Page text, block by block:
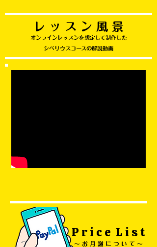
​レ ッ ス ン 風 景
オンラインレッスンを想定して制作した
シベリウスコースの解説動画
P r i c e L i s t
〜 お 月 謝 に つ い て 〜